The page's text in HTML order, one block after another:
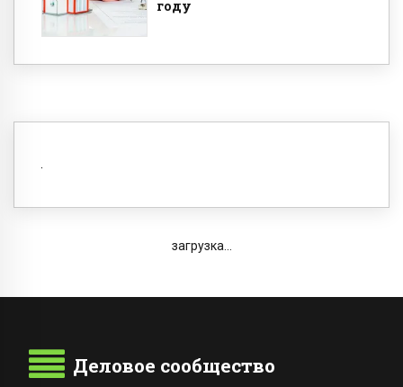
году
загрузка...
Деловое сообщество